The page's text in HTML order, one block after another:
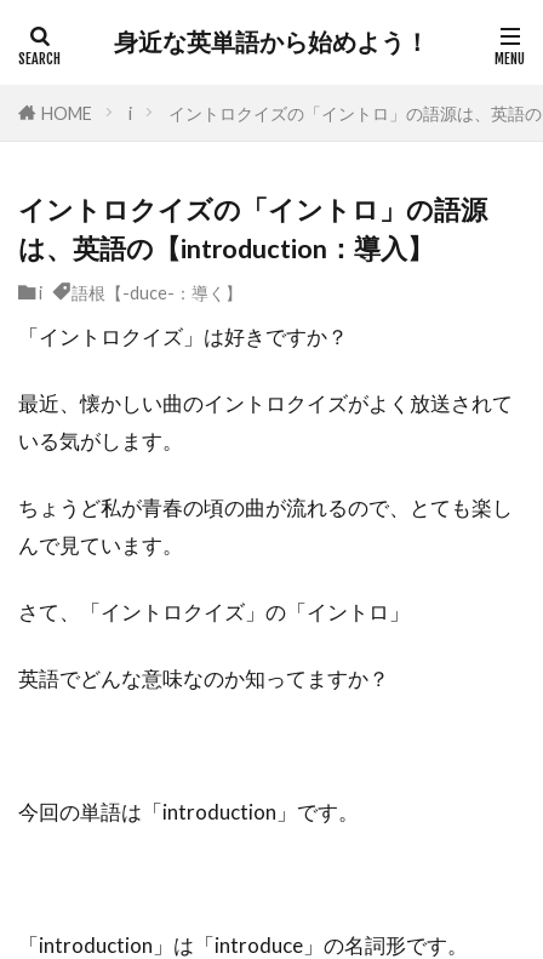
身近な英単語から始めよう！
HOME i イントロクイズの「イントロ」の語源は、英語
イントロクイズの「イントロ」の語源
は、英語の【introduction：導入】
i 語根【-duce-：導く】
「イントロクイズ」は好きですか？
最近、懐かしい曲のイントロクイズがよく放送されて
いる気がします。
ちょうど私が青春の頃の曲が流れるので、とても楽し
んで見ています。
さて、「イントロクイズ」の「イントロ」
英語でどんな意味なのか知ってますか？
今回の単語は「introduction」です。
「introduction」は「introduce」の名詞形です。